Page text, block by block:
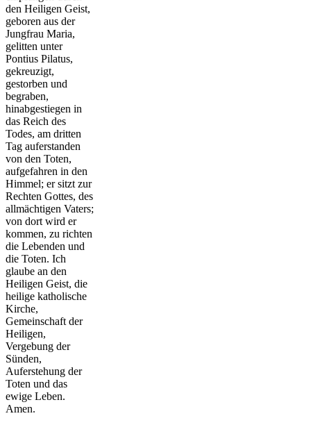
den Heiligen Geist,
geboren aus der
Jungfrau Maria,
gelitten unter
Pontius Pilatus,
gekreuzigt,
gestorben und
begraben,
hinabgestiegen in
das Reich des
Todes, am dritten
Tag auferstanden
von den Toten,
aufgefahren in den
Himmel; er sitzt zur
Rechten Gottes, des
allmächtigen Vaters;
von dort wird er
kommen, zu richten
die Lebenden und
die Toten. Ich
glaube an den
Heiligen Geist, die
heilige katholische
Kirche,
Gemeinschaft der
Heiligen,
Vergebung der
Sünden,
Auferstehung der
Toten und das
ewige Leben.
Amen.